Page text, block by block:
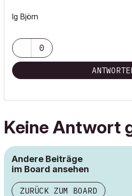
lg Björn
0
Keine Antwort
Andere Beiträge
im Board ansehen
ZURÜCK ZUM BOARD